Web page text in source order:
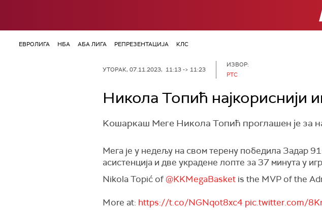
ЕВРОЛИГА НБА АБА ЛИГА РЕПРЕЗЕНТАЦИЈА КЛС
УТОРАК, 07.11.2023, 11:13 -> 11:23
ИЗВОР:
РТС
Никола Топић најкориснији
Kошаркаш Меге Никола Топић проглашен је за
Мега је у недељу на свом терену победила Задар
асистенција и две украдене лопте за 37 минута у
Nikola Topić of @KKMegaBasket is the MVP of the
More at: https://t.co/NGNqot8xc4 pic.twitter.com/